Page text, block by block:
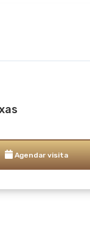
Agendar visita